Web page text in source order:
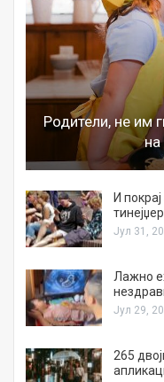
Родители, не им
И
Јул 31,
Лажно
Јул 29,
265